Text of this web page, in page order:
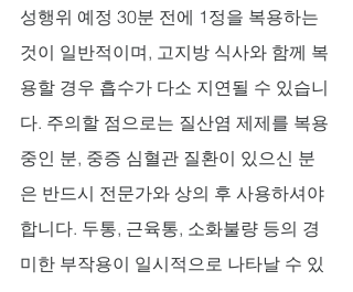
성행위 예정 30분 전에 1정을 복용하는
것이 일반적이며, 고지방 식사와 함께 복
용할 경우 흡수가 다소 지연될 수 있습니
다. 주의할 점으로는 질산염 제제를 복용
중인 분, 중증 심혈관 질환이 있으신 분
은 반드시 전문가와 상의 후 사용하셔야
합니다. 두통, 근육통, 소화불량 등의 경
미한 부작용이 일시적으로 나타날 수 있